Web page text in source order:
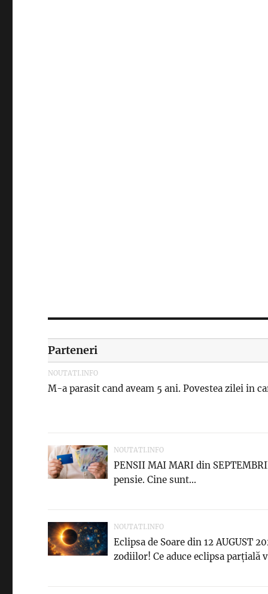
Parteneri
NOUTATI.INFO
M-a parasit cand aveam 5 ani. Povestea zilei in
NOUTATI.INFO
PENSII MAI MARI din
pensie. Cine sunt...
NOUTATI.INFO
Eclipsa de Soare din 12 AUGUST
zodiilor! Ce aduce eclipsa parțială